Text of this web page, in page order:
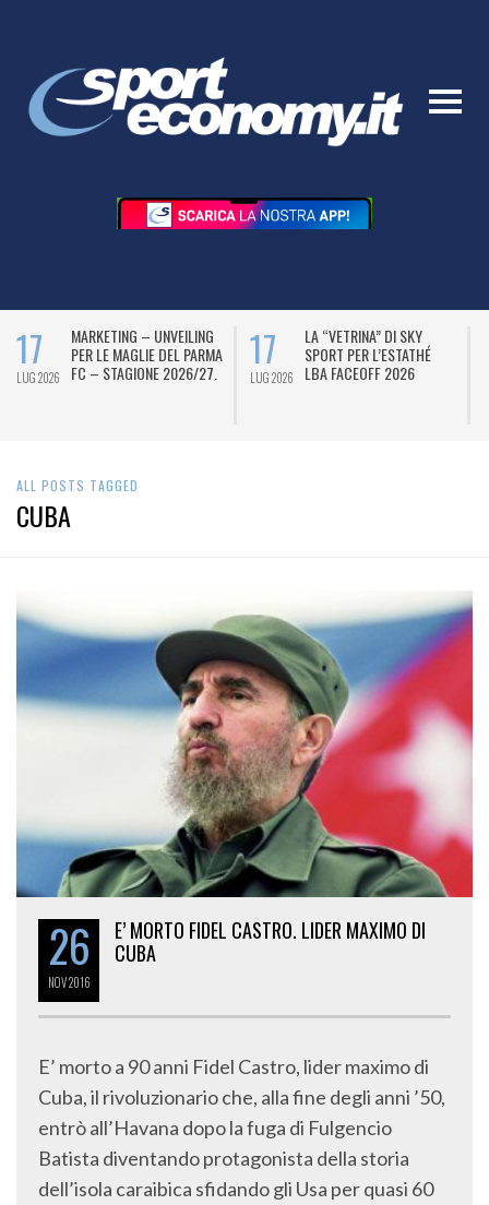
17
LUG 2026
MARKETING – UNVEILING
PER LE MAGLIE DEL PARMA
FC – STAGIONE 2026/27.
17
LUG 2026
LA “VETRINA” DI SKY
SPORT PER L’ESTATHÉ
LBA FACEOFF 2026
ALL POSTS TAGGED
CUBA
26
NOV2016
E’ MORTO FIDEL CASTRO. LIDER MAXIMO DI
CUBA
E’ morto a 90 anni Fidel Castro, lider maximo di
Cuba, il rivoluzionario che, alla fine degli anni ’50,
entrò all’Havana dopo la fuga di Fulgencio
Batista diventando protagonista della storia
dell’isola caraibica sfidando gli Usa per quasi 60